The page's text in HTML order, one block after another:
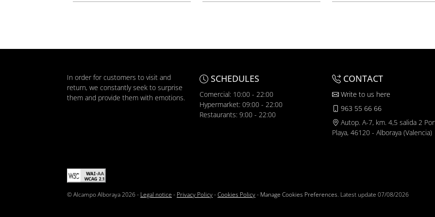
In order for customers to visit and
return, we constantly seek to surprise
them and provide them with emotions.
SCHEDULES
Comercial: 10:00 - 22:00
Hypermarket: 09:00 - 22:00
Restaurants: 9:00 - 22:00
CONTACT
Write to us here
963 55 66 66
Autop. A-7, km. 4,5 salida 2
Playa, 46120 - Alboraya (Valencia)
© Alcampo Alboraya 2026 - Legal notice - Privacy Policy-Cookies Policy- Manage Cookies Preferences. Latest update 07/08/2026